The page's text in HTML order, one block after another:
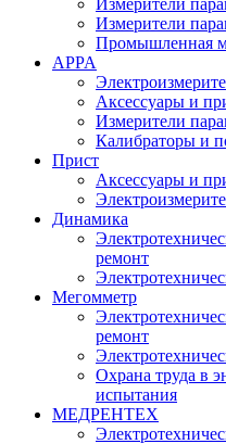
Измерители
Измерители
Промышленная
APPA
Аксессуары и
Измерители
Калибраторы и
Прист
Аксессуары и
Динамика
ремонт
Мегомметр
ремонт
Охрана труда в
испытания
МЕДРЕНТЕХ